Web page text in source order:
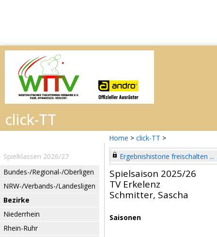
Home > click-TT >
Spielklassen 2026/27
Bundes-/Regional-/Oberligen
NRW-/Verbands-/Landesligen
Bezirke
Niederrhein
Rhein-Ruhr
Ergebnishistorie freischalten ...
Spielsaison 2025/26
TV Erkelenz
Schmitter, Sascha
Saisonen